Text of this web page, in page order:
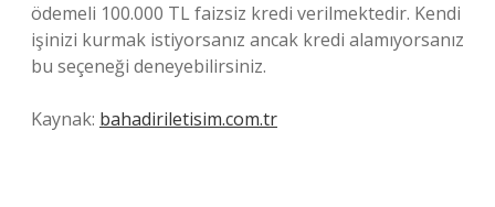
ödemeli 100.000 TL faizsiz kredi verilmektedir. Kendi
işinizi kurmak istiyorsanız ancak kredi alamıyorsanız
bu seçeneği deneyebilirsiniz.
Kaynak: bahadiriletisim.com.tr